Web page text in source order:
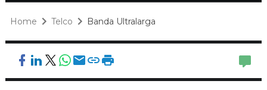
Home Telco Banda Ultralarga